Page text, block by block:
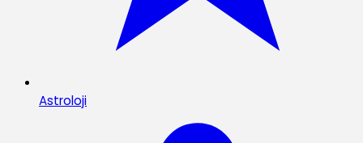
Astroloji